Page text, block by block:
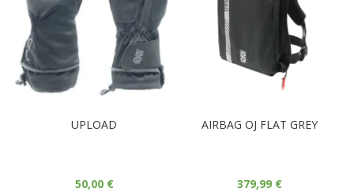
UPLOAD
50,00 €
AIRBAG OJ FLAT GREY
379,99 €